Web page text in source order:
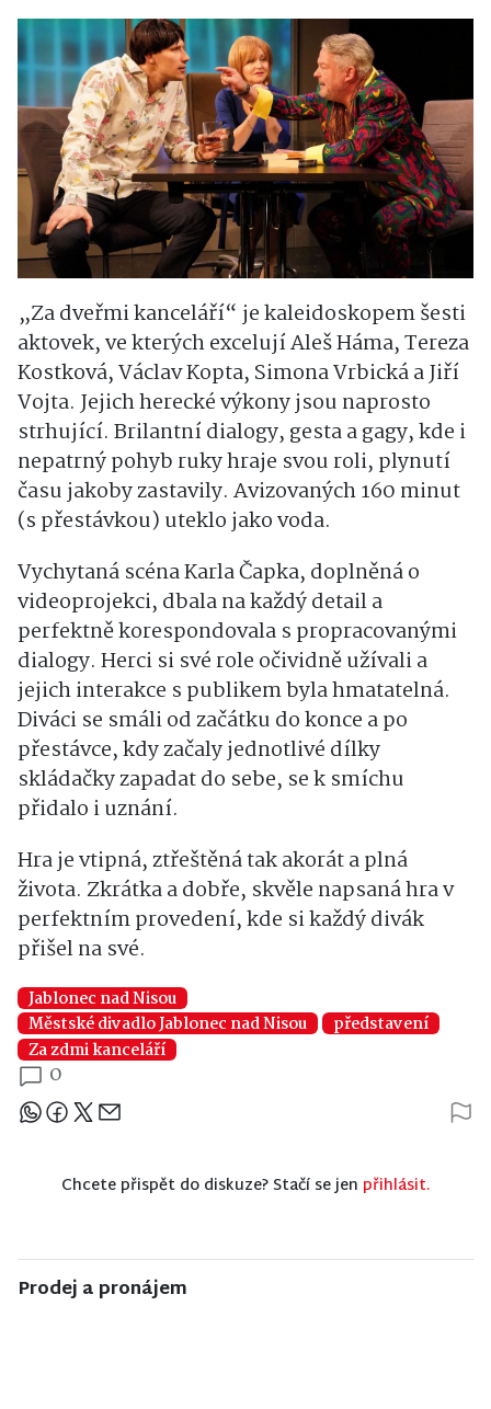
„Za dveřmi kanceláří“ je kaleidoskopem šesti
aktovek, ve kterých excelují Aleš Háma, Tereza
Kostková, Václav Kopta, Simona Vrbická a Jiří
Vojta. Jejich herecké výkony jsou naprosto
strhující. Brilantní dialogy, gesta a gagy, kde i
nepatrný pohyb ruky hraje svou roli, plynutí
času jakoby zastavily. Avizovaných 160 minut
(s přestávkou) uteklo jako voda.
Vychytaná scéna Karla Čapka, doplněná o
videoprojekci, dbala na každý detail a
perfektně korespondovala s propracovanými
dialogy. Herci si své role očividně užívali a
jejich interakce s publikem byla hmatatelná.
Diváci se smáli od začátku do konce a po
přestávce, kdy začaly jednotlivé dílky
skládačky zapadat do sebe, se k smíchu
přidalo i uznání.
Hra je vtipná, ztřeštěná tak akorát a plná
života. Zkrátka a dobře, skvěle napsaná hra v
perfektním provedení, kde si každý divák
přišel na své.
Jablonec nad Nisou
Městské divadlo Jablonec nad Nisou
představení
Za zdmi kanceláří
0
Sdílejte článek
Chcete přispět do diskuze? Stačí se jen přihlásit.
Prodej a pronájem